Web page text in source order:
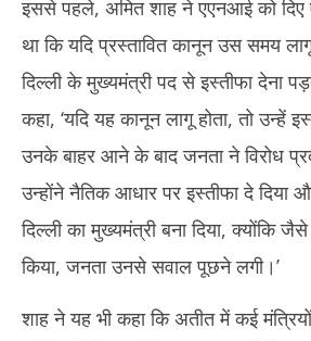
इससे पहले, अमित शाह ने एएनआई को दिए
था कि यदि प्रस्तावित कानून उस समय
दिल्ली के मुख्यमंत्री पद से इस्तीफा देना
कहा, ‘यदि यह कानून लागू होता, तो उन्हें
उनके बाहर आने के बाद जनता ने विरोध
उन्होंने नैतिक आधार पर इस्तीफा दे दिया
दिल्ली का मुख्यमंत्री बना दिया, क्योंकि
किया, जनता उनसे सवाल पूछने लगी।’
शाह ने यह भी कहा कि अतीत में कई